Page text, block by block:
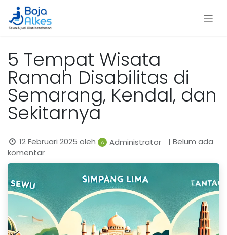
5 Tempat Wisata
Ramah Disabilitas di
Semarang, Kendal, dan
Sekitarnya
12 Februari 2025 oleh Administrator
| Belum ada
komentar